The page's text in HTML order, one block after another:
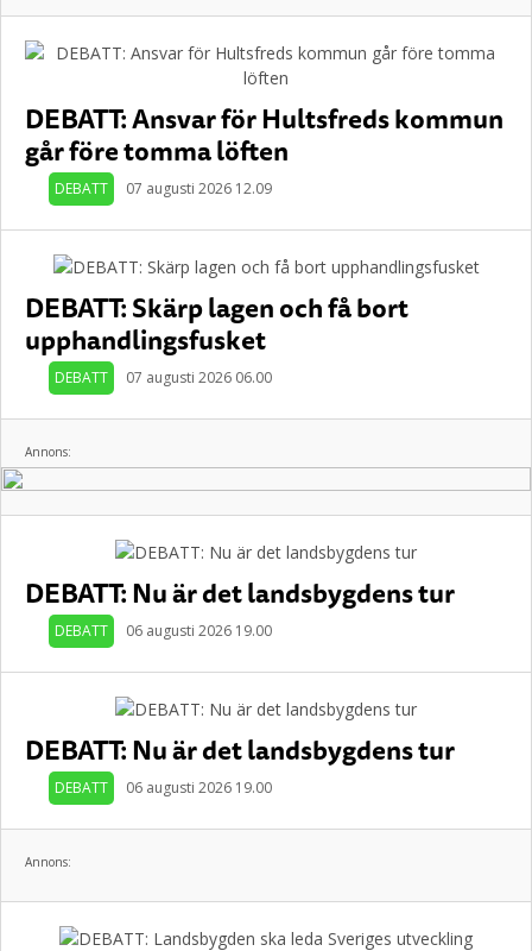
DEBATT: Ansvar för Hultsfreds kommun
går före tomma löften
DEBATT 07 augusti 2026 12.09
DEBATT: Skärp lagen och få bort
upphandlingsfusket
DEBATT 07 augusti 2026 06.00
Annons:
DEBATT: Nu är det landsbygdens tur
DEBATT 06 augusti 2026 19.00
DEBATT: Nu är det landsbygdens tur
DEBATT 06 augusti 2026 19.00
Annons: